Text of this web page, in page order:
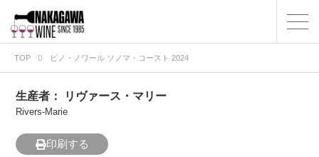
TOP ピノ・ノワール ソノマ・コースト 2024
生産者： リヴァース・マリー
Rivers-Marie
印刷する